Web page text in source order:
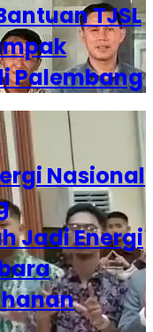
TJSL
Palembang
Nasional
Jadi Energi